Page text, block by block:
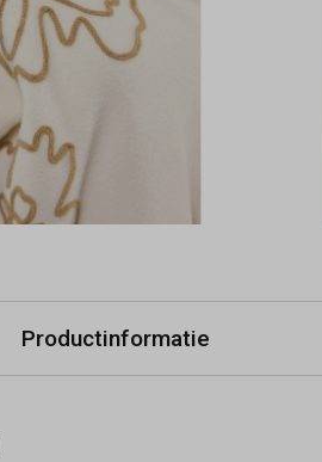
Productinformatie